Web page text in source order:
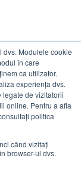
dvs. Modulele cookie
în care
ca utilizator.
experiența dvs.
de vizitatorii
online. Pentru a afla
politica
când vizitați
browser-ul dvs.